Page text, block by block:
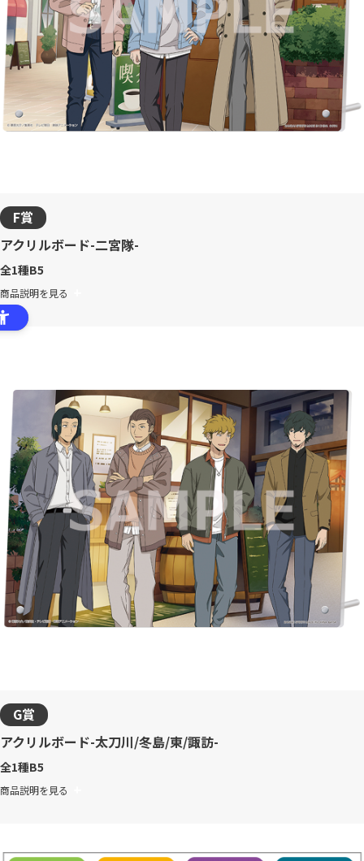
F賞
アクリルボード-二宮隊-
全1種B5
商品説明を見る
G賞
アクリルボード-太刀川/冬島/東/諏訪-
全1種B5
商品説明を見る